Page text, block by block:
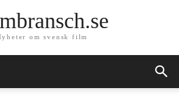
om svensk film